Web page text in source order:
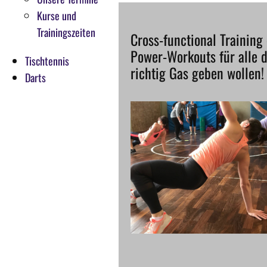
Kurse und
Trainingszeiten
Tischtennis
Darts
Cross-functional
Power-Workouts für alle
richtig Gas geben wollen!